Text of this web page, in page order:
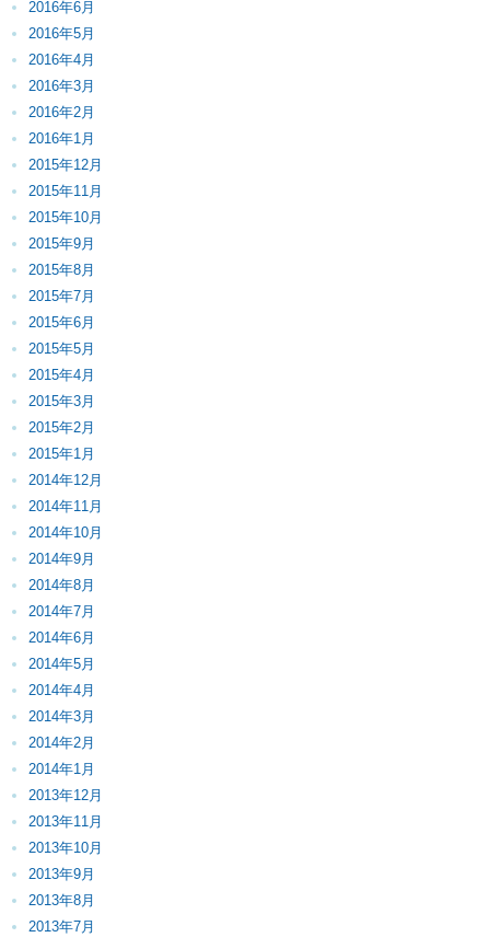
2016年6月
2016年5月
2016年4月
2016年3月
2016年2月
2016年1月
2015年12月
2015年11月
2015年10月
2015年9月
2015年8月
2015年7月
2015年6月
2015年5月
2015年4月
2015年3月
2015年2月
2015年1月
2014年12月
2014年11月
2014年10月
2014年9月
2014年8月
2014年7月
2014年6月
2014年5月
2014年4月
2014年3月
2014年2月
2014年1月
2013年12月
2013年11月
2013年10月
2013年9月
2013年8月
2013年7月